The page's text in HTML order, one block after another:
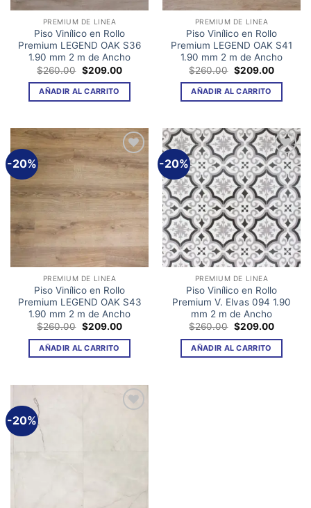
PREMIUM DE LINEA
Piso Vinílico en Rollo
Premium LEGEND OAK S36
1.90 mm 2 m de Ancho
$260.00 El
precio
original
era:
$260.00.
$209.00El
actual
$209.00.
AÑADIR AL CARRITO
PREMIUM DE LINEA
Piso Vinílico en Rollo
Premium LEGEND OAK S41
1.90 mm 2 m de Ancho
$260.00 El
precio
original
era:
$260.00.
$209.00El
actual
AÑADIR AL CARRITO
-20%
Añadir
lista de
deseos
PREMIUM DE LINEA
Piso Vinílico en Rollo
Premium LEGEND OAK S43
1.90 mm 2 m de Ancho
$260.00 El
precio
original
era:
$209.00El
actual
AÑADIR AL CARRITO
-20%
Añadir
a la
lista de
deseos
PREMIUM DE LINEA
Piso Vinílico en Rollo
Premium V. Elvas 094 1.90
mm 2 m de Ancho
$260.00 El
precio
original
era:
$209.00El
actual
AÑADIR AL CARRITO
-20%